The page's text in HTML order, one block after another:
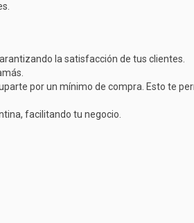
la satisfacción de tus clientes.
por un mínimo de compra. Esto te
facilitando tu negocio.